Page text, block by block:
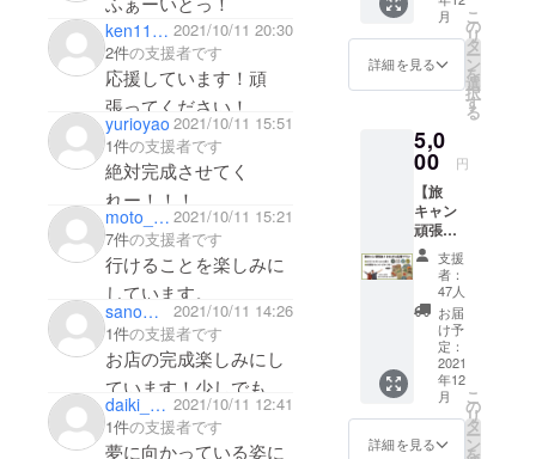
ken1119surf 2021/10/11 20:30
2件の支援者です
応援しています！頑
張ってください！
yurioyao 2021/10/11 15:51
1件の支援者です
絶対完成させてく
れー！！！
頑張れ愛してる！！
moto_ryu 2021/10/11 15:21
7件の支援者です
行けることを楽しみに
しています。
sanominocamp
2021/10/11 14:26
1件の支援者です
お店の完成楽しみにし
ています！少しでも力
になれたらと思いま
す。応援してます。
daiki_0909 2021/10/11 12:41
1件の支援者です
夢に向かっている姿に
願って、イ
ンスタグラ
ムや
ン”として、
私たちの写
真や動画を
発信してい
10000
円〜の
３コー
スがご
ざいま
オリジ
ナルス
テッ
カー選
べる3種
&お礼の
メール
をお送
りしま
す！ イ
ンスタ
YouTub
eで私た
ちのこ
とを
知って
月
詳細を見る
こ
の
リ
タ
ー
ン
を
選
択
す
る
5,0
00 円
【旅
キャン
頑張
れ！と
にかく
応援プ
ランB】
（3000
円、
5000
円、
10000
円〜の
３コー
支援
者：
47人
お届
け予
定：
2021
年12
月
詳細を見る
こ
の
リ
タ
ー
ン
を